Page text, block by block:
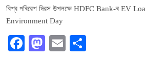
বিশ্ব পৰিৱেশ দিৱস উপলক্ষে HDFC Bank-ৰ EV
Environment Day
Facebook
Mastodon
Email